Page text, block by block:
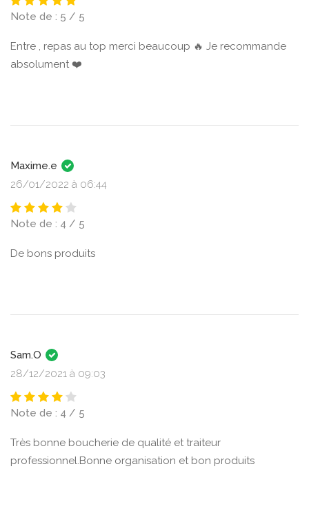
Note de : 5 / 5
Entre , repas au top merci beaucoup 🔥 Je recommande
absolument ❤️
Maxime.e
26/01/2022 à 06:44
Note de : 4 / 5
De bons produits
Sam.O
28/12/2021 à 09:03
Note de : 4 / 5
Très bonne boucherie de qualité et traiteur
professionnel.Bonne organisation et bon produits